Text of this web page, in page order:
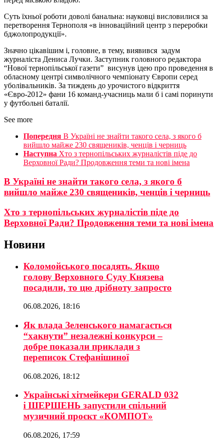
Суть їхньої роботи доволі банальна: науковці висловилися за
перетворення Тернополя «в інноваційний центр з переробки
бджолопродукції».
Значно цікавішим і, головне, в тему, виявився задум
журналіста Дениса Лучки. Заступник головного редактора
“Нової тернопільської газети” висунув ідею про проведення в
обласному центрі символічного чемпіонату Європи серед
уболівальників. За тиждень до урочистого відкриття
«Євро-2012» фани 16 команд-учасниць мали б і самі поринути
у футбольні баталії.
See more
Попередня В Україні не знайти такого села, з якого б
вийшло майже 230 священиків, ченців і черниць
Наступна Хто з тернопільських журналістів піде до
Верховної Ради? Продовження теми та нові імена
В Україні не знайти такого села, з якого б
вийшло майже 230 священиків, ченців і черниць
Хто з тернопільських журналістів піде до
Верховної Ради? Продовження теми та нові імена
Новини
Коломойського посадять. Якщо
голову Верховного Суду Князева
посадили, то цю дрібноту запросто
06.08.2026, 18:16
Як влада Зеленського намагається
“хакнути” незалежні конкурси –
добре показали приклади з
переписок Стефанішиної
06.08.2026, 18:12
Українські хітмейкери GERALD 032
і ШЕРШЕНЬ запустили спільний
музичний проєкт «КОМПОТ»
06.08.2026, 17:59